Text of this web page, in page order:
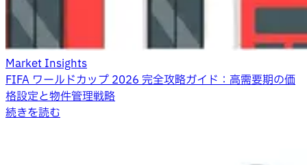
Market Insights
FIFA ワールドカップ 2026 完全攻略ガイド：高需要期の価
格設定と物件管理戦略
続きを読む